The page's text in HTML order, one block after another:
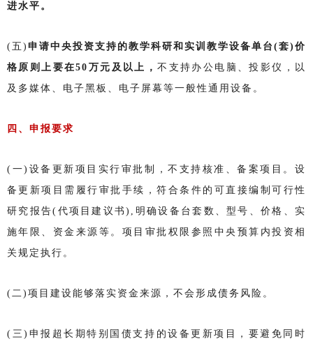
进水平。
(五) 申请中央投资支持的教学科研和实训教学设备单台(套)价
格原则上要在50万元及以上，不支持办公电脑、投影仪，以
及多媒体、电子黑板、电子屏幕等一般性通用设备。
四、申报要求
(一)设备更新项目实行审批制，不支持核准、备案项目。设
备更新项目需履行审批手续，符合条件的可直接编制可行性
研究报告(代项目建议书),明确设备台套数、型号、价格、实
施年限、资金来源等。项目审批权限参照中央预算内投资相
关规定执行。
(二)项目建设能够落实资金来源，不会形成债务风险。
(三)申报超长期特别国债支持的设备更新项目，要避免同时